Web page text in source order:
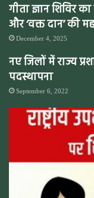
गीता ज्ञान शिविर
और ‘वक्त दान’ की
December 4, 2025
नए जिलों में राज्य
पदस्थापना
September 6, 2022